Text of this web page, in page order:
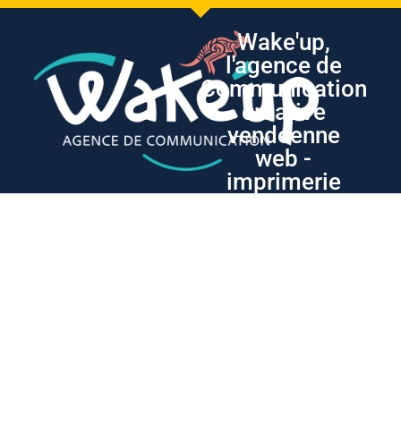
Wake'up,
l'agence de
Communication
créative
vendéenne
web -
imprimerie